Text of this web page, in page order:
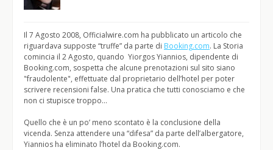
Il 7 Agosto 2008, Officialwire.com ha pubblicato un articolo che
riguardava supposte “truffe” da parte di Booking.com. La Storia
comincia il 2 Agosto, quando Yiorgos Yiannios, dipendente di
Booking.com, sospetta che alcune prenotazioni sul sito siano
"fraudolente", effettuate dal proprietario dell’hotel per poter
scrivere recensioni false. Una pratica che tutti conosciamo e che
non ci stupisce troppo…
Quello che è un po’ meno scontato è la conclusione della
vicenda. Senza attendere una “difesa” da parte dell’albergatore,
Yiannios ha eliminato l’hotel da Booking.com.